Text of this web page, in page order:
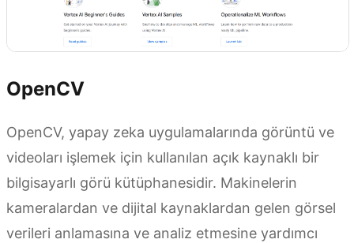
OpenCV
OpenCV, yapay zeka uygulamalarında görüntü ve
videoları işlemek için kullanılan açık kaynaklı bir
bilgisayarlı görü kütüphanesidir. Makinelerin
kameralardan ve dijital kaynaklardan gelen görsel
verileri anlamasına ve analiz etmesine yardımcı